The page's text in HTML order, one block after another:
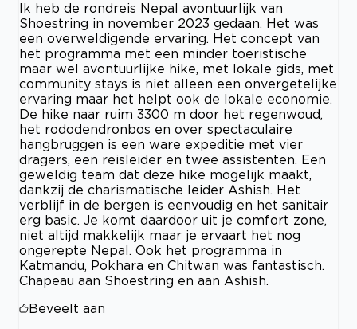
Ik heb de rondreis Nepal avontuurlijk van
Shoestring in november 2023 gedaan. Het was
een overweldigende ervaring. Het concept van
het programma met een minder toeristische
maar wel avontuurlijke hike, met lokale gids, met
community stays is niet alleen een onvergetelijke
ervaring maar het helpt ook de lokale economie.
De hike naar ruim 3300 m door het regenwoud,
het rododendronbos en over spectaculaire
hangbruggen is een ware expeditie met vier
dragers, een reisleider en twee assistenten. Een
geweldig team dat deze hike mogelijk maakt,
dankzij de charismatische leider Ashish. Het
verblijf in de bergen is eenvoudig en het sanitair
erg basic. Je komt daardoor uit je comfort zone,
niet altijd makkelijk maar je ervaart het nog
ongerepte Nepal. Ook het programma in
Katmandu, Pokhara en Chitwan was fantastisch.
Chapeau aan Shoestring en aan Ashish.
Beveelt aan